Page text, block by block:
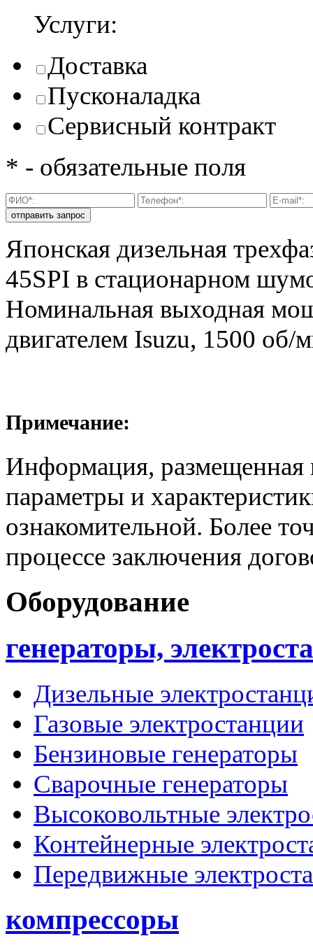
Услуги:
Доставка
Пусконаладка
Сервисный контракт
* - обязательные поля
Японская дизельная
45SPI в стационарном
Номинальная выходная
двигателем Isuzu, 1500 об/
Примечание:
Информация, размещенная
параметры и
ознакомительной. Более
процессе заключения
Оборудование
генераторы,
Дизельные
Газовые электростанции
Бензиновые генераторы
Сварочные генераторы
Высоковольтные
Контейнерные
Передвижные
компрессоры